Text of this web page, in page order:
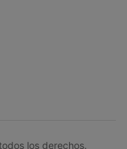
los derechos.